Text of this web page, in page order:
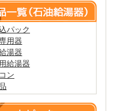
パック
用器
湯器
給湯器
ン